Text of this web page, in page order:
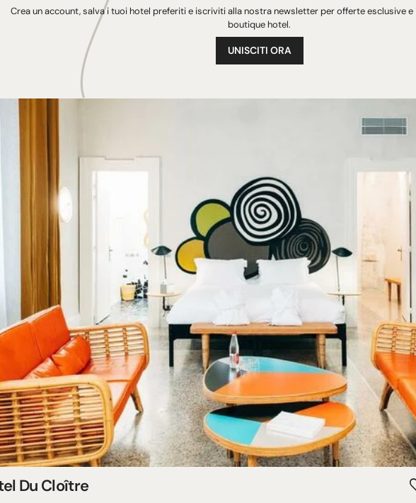
Crea un account, salva i tuoi hotel preferiti e iscriviti alla nostra newsletter per offerte esclusive
boutique hotel.
UNISCITI ORA
Du Cloître